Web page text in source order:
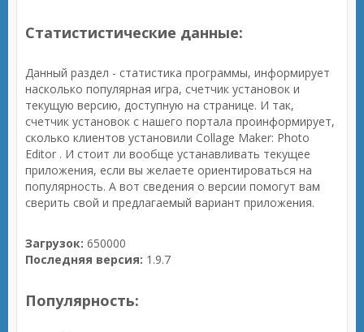
Статистистические данные:
Данный раздел - статистика программы, информирует
насколько популярная игра, счетчик установок и
текущую версию, доступную на странице. И так,
счетчик установок с нашего портала проинформирует,
сколько клиентов установили Collage Maker: Photo
Editor . И стоит ли вообще устанавливать текущее
приложения, если вы желаете ориентироваться на
популярность. А вот сведения о версии помогут вам
сверить свой и предлагаемый вариант приложения.
Загрузок: 650000
Последняя версия: 1.9.7
Популярность: